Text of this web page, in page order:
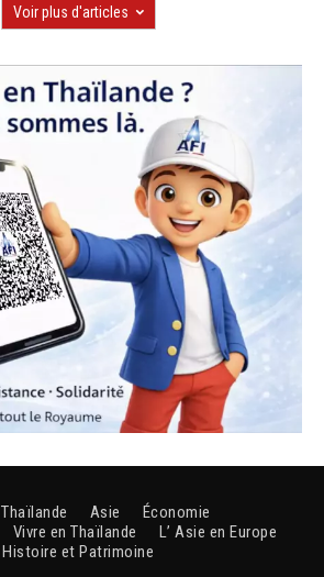
Voir plus d'articles
Thaïlande Asie
Économie
Vivre en Thaïlande
L’ Asie en Europe
Histoire et Patrimoine